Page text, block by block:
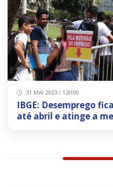
31 MAI 2023 / 12H00
IBGE: Desemprego
até abril e atinge a